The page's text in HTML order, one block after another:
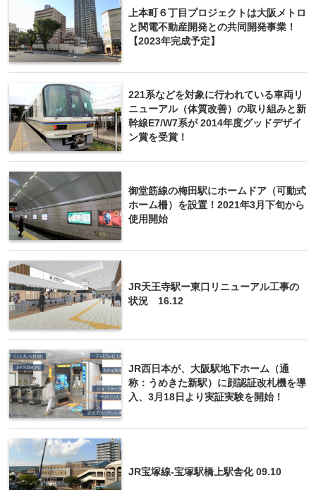
上本町６丁目プロジェクトは大阪メトロ
と関電不動産開発との共同開発事業！
【2023年完成予定】
221系などを対象に行われている車両リ
ニューアル（体質改善）の取り組みと新
幹線E7/W7系が 2014年度グッドデザイ
ン賞を受賞！
御堂筋線の梅田駅にホームドア（可動式
ホーム柵）を設置！2021年3月下旬から
使用開始
JR天王寺駅ー東口リニューアル工事の
状況 16.12
JR西日本が、大阪駅地下ホーム（通
称：うめきた新駅）に顔認証改札機を導
入、3月18日より実証実験を開始！
JR宝塚線-宝塚駅橋上駅舎化 09.10